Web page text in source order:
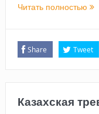
Читать полностью
Share Tweet
Казахская